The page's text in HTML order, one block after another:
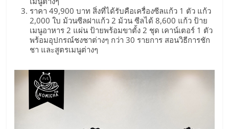
รน
ไชส์
ขาย
หน้า
ราคา 49,900 บาท สิ่งที่ได้รับคือเครื่องซีลแก้ว 1 ตัว แก้ว
2,000 ใบ ม้วนซีลฝาแก้ว 2 ม้วน ซีลได้ 8,600 แก้ว ป้าย
เมนูอาหาร 2 แผ่น ป้ายพร้อมขาตั้ง 2 ชุด เคาน์เตอร์ 1 ตัว
พร้อมอุปกรณ์ชงชาต่างๆ กว่า 30 รายการ สอนวิธีการชัก
ชา และสูตรเมนูต่างๆ